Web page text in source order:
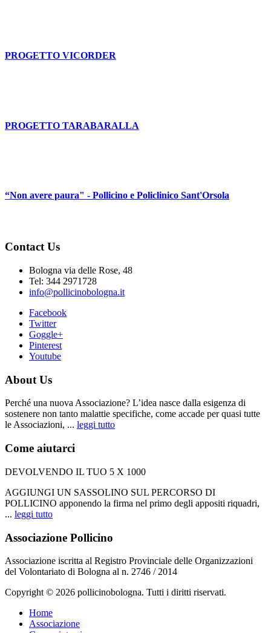
PROGETTO VICORDER
PROGETTO TARABARALLA
“Non avere paura" - Pollicino e Policlinico Sant'Orsola
Contact Us
Bologna via delle Rose, 48
Tel: 344 2971728
info@pollicinobologna.it
Facebook
Twitter
Goggle+
Pinterest
Youtube
About Us
Perché una nuova Associazione? L’idea nasce dalla esigenza di
sostenere non tanto malattie specifiche, come accade per quasi tutte
le Associazioni, ... leggi tutto
Come aiutarci
DEVOLVENDO IL TUO 5 X 1000
AGGIUNGI UN SASSOLINO SUL PERCORSO DI
POLLICINO apponendo la firma nel primo degli appositi riquadri,
... leggi tutto
Associazione Pollicino
Associazione iscritta al Registro Provinciale delle Organizzazioni
del Volontariato di Bologna al n. 2746 / 2014
Copyright © 2026 pollicinobologna. Tutti i diritti riservati.
Home
Associazione